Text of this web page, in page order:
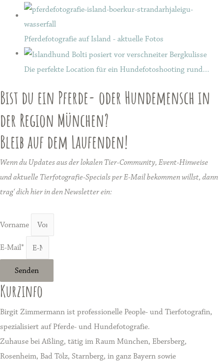
Pferdefotografie auf Island - aktuelle Fotos
Die perfekte Location für ein Hundefotoshooting rund…
Bist du ein Pferde- oder Hundemensch in
der Region München?
Bleib auf dem Laufenden!
Wenn du Updates aus der lokalen Tier-Community, Event-Hinweise
und aktuelle Tierfotografie-Specials per E-Mail bekommen willst, dann
trag‘ dich hier in den Newsletter ein:
Vorname
E-Mail*
Senden
Kurzinfo
Birgit Zimmermann ist professionelle People- und Tierfotografin,
spezialisiert auf Pferde- und Hundefotografie.
Zuhause bei Aßling, tätig im Raum München, Ebersberg,
Rosenheim, Bad Tölz, Starnberg, in ganz Bayern sowie